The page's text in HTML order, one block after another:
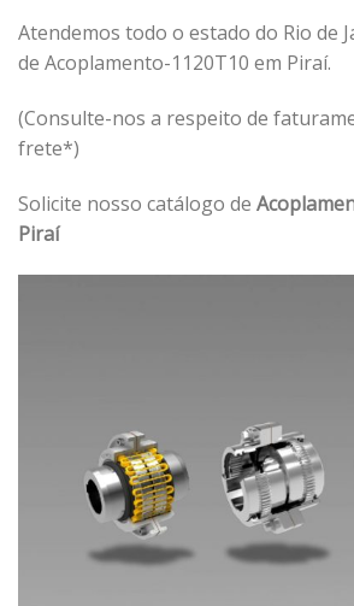
Atendemos todo o estado do Rio de
de Acoplamento-1120T10 em Piraí.
(Consulte-nos a respeito de
frete*)
Solicite nosso catálogo de
Piraí